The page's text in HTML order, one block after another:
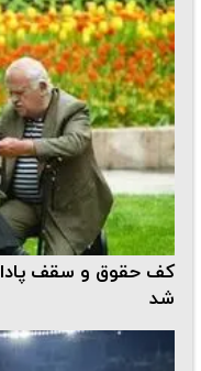
کف حقوق و سقف
شد